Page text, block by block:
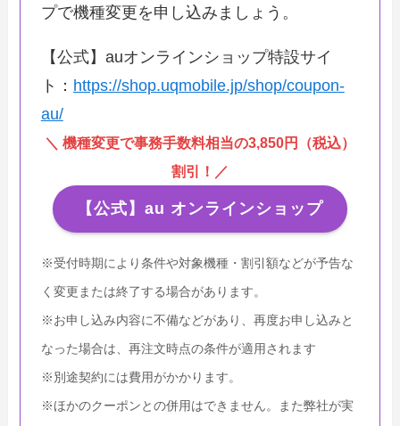
プで機種変更を申し込みましょう。
【公式】auオンラインショップ特設サイ
ト： https://shop.uqmobile.jp/shop/coupon-
au/
＼ 機種変更で事務手数料相当の3,850円（税込）
割引！／
【公式】au オンラインショップ
※受付時期により条件や対象機種・割引額などが予告な
く変更または終了する場合があります。
※お申し込み内容に不備などがあり、再度お申し込みと
なった場合は、再注文時点の条件が適用されます
※別途契約には費用がかかります。
※ほかのクーポンとの併用はできません。また弊社が実